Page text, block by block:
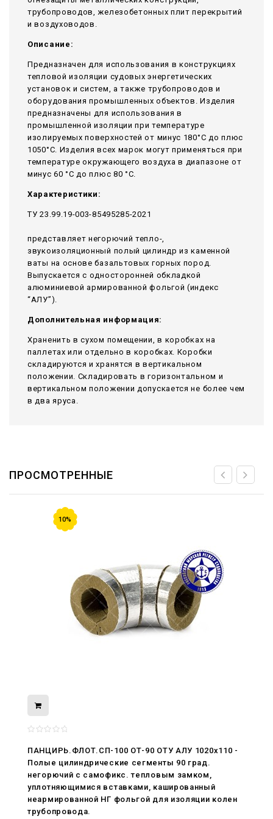
трубопроводов, железобетонных плит перекрытий
и воздуховодов.
Описание:
Предназначен для использования в конструкциях
тепловой изоляции судовых энергетических
установок и систем, а также трубопроводов и
оборудования промышленных объектов. Изделия
предназначены для использования в
промышленной изоляции при температуре
изолируемых поверхностей от минус 180°С до плюс
1050°С. Изделия всех марок могут применяться при
температуре окружающего воздуха в диапазоне от
минус 60 °С до плюс 80 °С.
Характеристики:
ТУ 23.99.19-003-85495285-2021
представляет негорючий тепло-,
звукоизоляционный полый цилиндр из каменной
ваты на основе базальтовых горных пород.
Выпускается с односторонней обкладкой
алюминиевой армированной фольгой (индекс
“АЛУ”).
Дополнительная информация:
Храненить в сухом помещении, в коробках на
паллетах или отдельно в коробках. Коробки
складируются и хранятся в вертикальном
положении. Складировать в горизонтальном и
вертикальном положении допускается не более чем
в два яруса.
ПРОСМОТРЕННЫЕ
10%
ПАНЦИРЬ.ФЛОТ.СП-100 ОТ-90 ОТУ АЛУ 1020x110 -
Полые цилиндрические сегменты 90 град.
негорючий c самофикс. тепловым замком,
уплотняющимися вставками, кашированный
неармированной НГ фольгой для изоляции колен
трубопровода.
С Днём Победы. Память, которая с
29.04.2026